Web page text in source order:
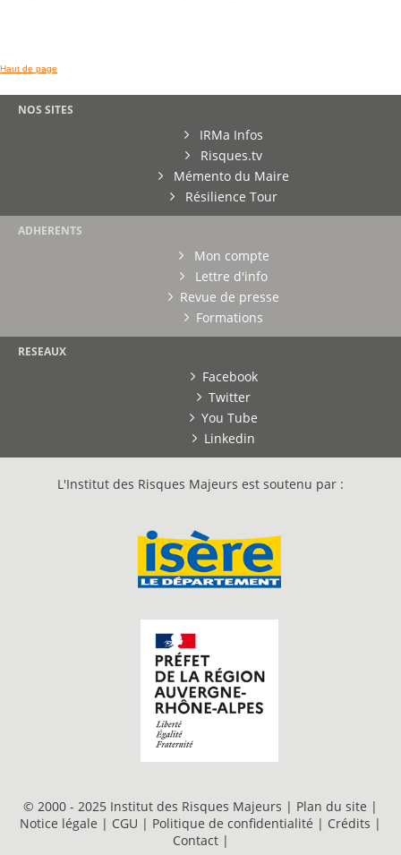
Haut de page
NOS SITES
IRMa Infos
Risques.tv
Mémento du Maire
Résilience Tour
ADHERENTS
Mon compte
Lettre d'info
Revue de presse
Formations
RESEAUX
Facebook
Twitter
You Tube
Linkedin
L'Institut des Risques Majeurs est soutenu par :
© 2000 - 2025 Institut des Risques Majeurs | Plan du site |
Notice légale | CGU | Politique de confidentialité | Crédits |
Contact |